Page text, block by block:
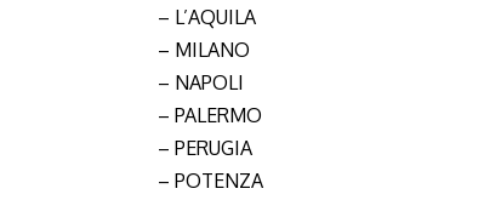
– L’AQUILA
– MILANO
– NAPOLI
– PALERMO
– PERUGIA
– POTENZA